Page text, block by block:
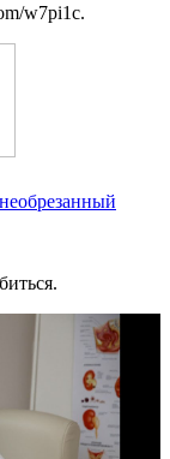
w7pi1c.